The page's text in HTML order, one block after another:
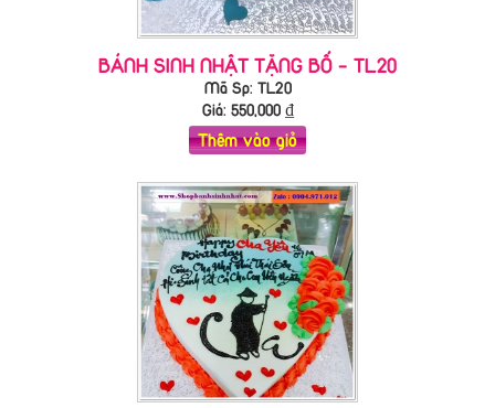
BÁNH SINH NHẬT TẶNG BỐ - TL20
Mã Sp: TL20
Giá: 550,000₫
Thêm vào giỏ